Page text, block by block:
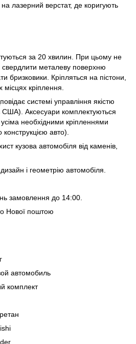
лазерний верстат, де коригують
за 20 хвилин. При цьому не
свердлити металеву поверхню
бризковики. Кріпляться на пістони,
місцях кріплення.
системі управління якістю
США). Аксесуари комплектуються
усіма необхідними кріпленнями
авто).
кузова автомобіля від каменів,
і геометрію автомобіля.
замовлення до 14:00.
Нової поштою
автомобиль
комплект